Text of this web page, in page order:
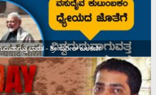
ಭಾರತ – ಶ್ರೀ ಸುನೀಲ್‌ ಕುಲಕರ್ಣಿ